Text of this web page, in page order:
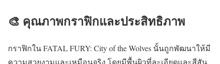
🎨 คุณภาพกราฟิกและประสิทธิภาพ
กราฟิกใน FATAL FURY: City of the Wolves นั้นถูกพัฒนาให้มี
ความสวยงามและเหมือนจริง โดยมีพื้นผิวที่ละเอียดและสีสัน